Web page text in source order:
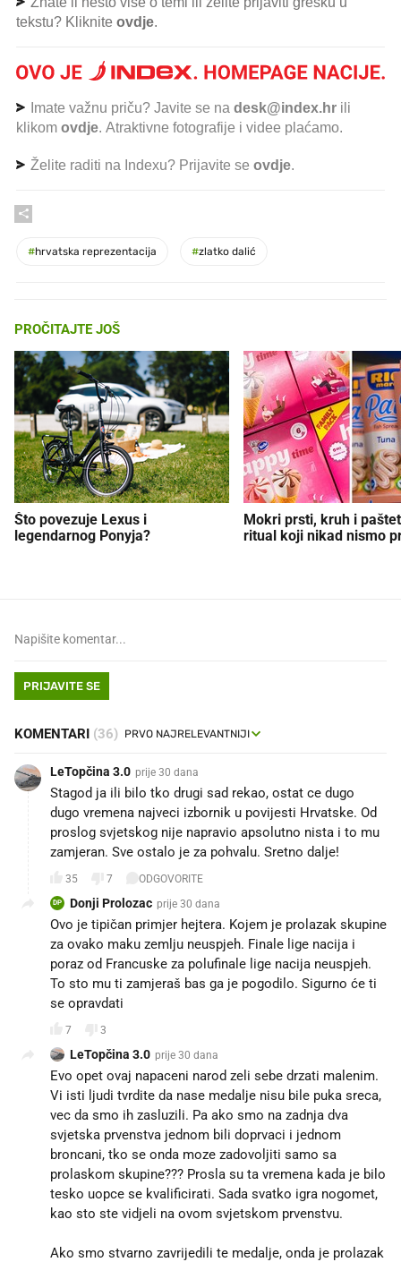
tekstu? Kliknite ovdje.
Imate važnu priču? Javite se na desk@index.hr ili
klikom ovdje. Atraktivne fotografije i videe plaćamo.
Želite raditi na Indexu? Prijavite se ovdje.
#hrvatska reprezentacija #zlatko dalić
PROČITAJTE JOŠ
Što povezuje Lexus i
legendarnog Ponyja?
Mokri prsti, kruh i
ritual koji nikad nismo
PRIJAVITE SE
KOMENTARI (36)
LeTopčina 3.0 prije 30 dana
Stagod ja ili bilo tko drugi sad rekao, ostat ce dugo
dugo vremena najveci izbornik u povijesti Hrvatske. Od
proslog svjetskog nije napravio apsolutno nista i to mu
zamjeran. Sve ostalo je za pohvalu. Sretno dalje!
35 7 ODGOVORITE
DP Donji Prolozac prije 30 dana
Ovo je tipičan primjer hejtera. Kojem je prolazak skupine
za ovako maku zemlju neuspjeh. Finale lige nacija i
poraz od Francuske za polufinale lige nacija neuspjeh.
To sto mu ti zamjeraš bas ga je pogodilo. Sigurno će ti
se opravdati
7 3
LeTopčina 3.0 prije 30 dana
Evo opet ovaj napaceni narod zeli sebe drzati malenim.
Vi isti ljudi tvrdite da nase medalje nisu bile puka sreca,
vec da smo ih zasluzili. Pa ako smo na zadnja dva
svjetska prvenstva jednom bili doprvaci i jednom
broncani, tko se onda moze zadovoljiti samo sa
prolaskom skupine??? Prosla su ta vremena kada je bilo
tesko uopce se kvalificirati. Sada svatko igra nogomet,
kao sto ste vidjeli na ovom svjetskom prvenstvu.
Ako smo stvarno zavrijedili te medalje, onda je prolazak